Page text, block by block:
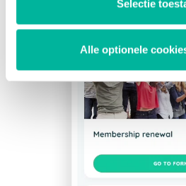
Selectie
Alle optionele